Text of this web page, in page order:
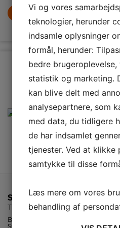
LÆG I KURV
Smeg Brødrister
TSF01RDEU
Brødrister fra
Smeg i 50’er
Håndmikser
Vi og vores
teknologier, herunder
indsamle oplysninger
formål, herunder:
bedre
statistik og marketing.
kan blive delt med
analysepartnere, som
med data, du tidligere
de har indsamlet
tjenester. Ved at klikke
samtykke til disse
Læs mere om vores
behandling af